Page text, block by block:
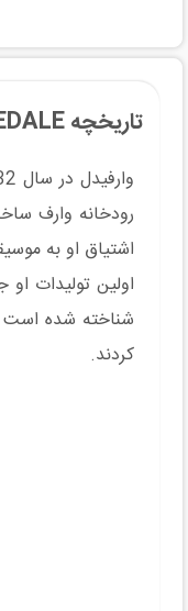
تاریخچه WHARFEDALE
رودخانه وارف
اشتیاق او به
کردند.